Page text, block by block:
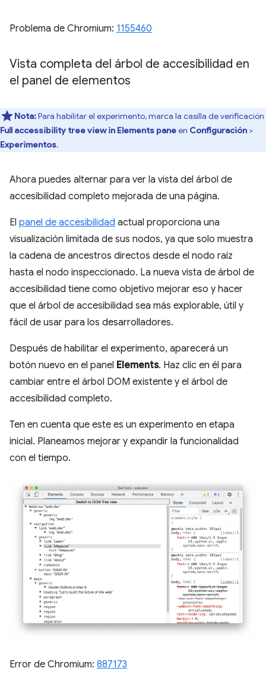
Problema de Chromium: 1155460
Vista completa del árbol de accesibilidad en
el panel de elementos
Nota:Para habilitar el experimento, marca la casilla de verificación
Full accessibility tree view in Elements paneen Configuración >
Experimentos.
Ahora puedes alternar para ver la vista del árbol de
accesibilidad completo mejorada de una página.
El panel de accesibilidad actual proporciona una
visualización limitada de sus nodos, ya que solo muestra
la cadena de ancestros directos desde el nodo raíz
hasta el nodo inspeccionado. La nueva vista de árbol de
accesibilidad tiene como objetivo mejorar eso y hacer
que el árbol de accesibilidad sea más explorable, útil y
fácil de usar para los desarrolladores.
Después de habilitar el experimento, aparecerá un
botón nuevo en el panel Elements. Haz clic en él para
cambiar entre el árbol DOM existente y el árbol de
accesibilidad completo.
Ten en cuenta que este es un experimento en etapa
inicial. Planeamos mejorar y expandir la funcionalidad
con el tiempo.
Error de Chromium: 887173